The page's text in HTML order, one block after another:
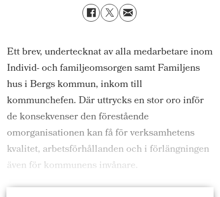
Ett brev, undertecknat av alla medarbetare inom
Individ- och familjeomsorgen samt Familjens
hus i Bergs kommun, inkom till
kommunchefen. Där uttrycks en stor oro inför
de konsekvenser den förestående
omorganisationen kan få för verksamhetens
kvalitet, arbetsförhållanden och i förlängningen
även för kommunens invånare.